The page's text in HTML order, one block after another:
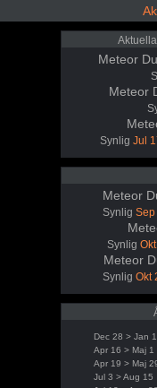
Meteor
Meteor
Synlig Jul
Meteor
Synlig Sep
Synlig
Meteor
Synlig Okt
Dec 28 > Jan
Apr 16 > Maj 1
Apr 19 > Maj
Jul 3 > Aug 15